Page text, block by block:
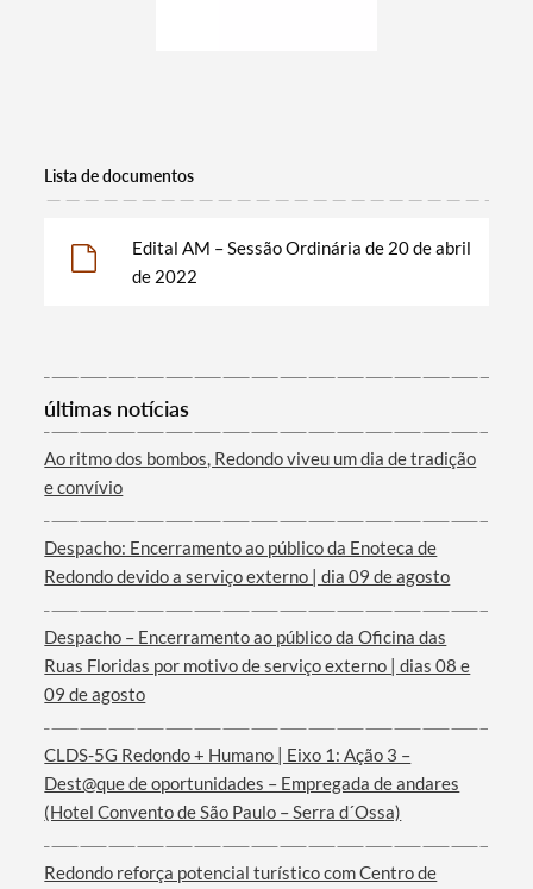
Filtros
Lista de documentos
Edital AM – Sessão Ordinária de 20 de abril
de 2022
últimas notícias
Ao ritmo dos bombos, Redondo viveu um dia de tradição
e convívio
Despacho: Encerramento ao público da Enoteca de
Redondo devido a serviço externo | dia 09 de agosto
Despacho – Encerramento ao público da Oficina das
Ruas Floridas por motivo de serviço externo | dias 08 e
09 de agosto
CLDS-5G Redondo + Humano | Eixo 1: Ação 3 –
Dest@que de oportunidades – Empregada de andares
(Hotel Convento de São Paulo – Serra d´Ossa)
Redondo reforça potencial turístico com Centro de